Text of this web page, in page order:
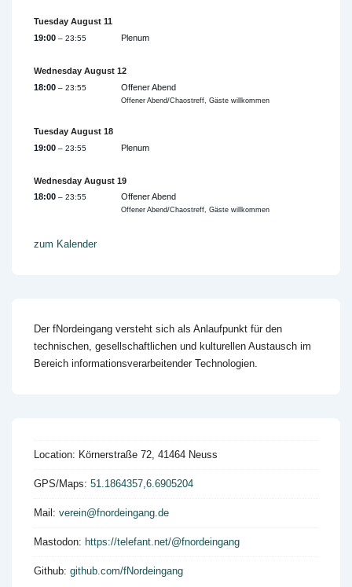
Tuesday August 11
19:00 – 23:55 Plenum
Wednesday August 12
18:00 – 23:55 Offener Abend
Offener Abend/Chaostreff, Gäste willkommen
Tuesday August 18
19:00 – 23:55 Plenum
Wednesday August 19
18:00 – 23:55 Offener Abend
Offener Abend/Chaostreff, Gäste willkommen
zum Kalender
Der fNordeingang versteht sich als Anlaufpunkt für den
technischen, gesellschaftlichen und kulturellen Austausch im
Bereich informationsverarbeitender Technologien.
Location: Körnerstraße 72, 41464 Neuss
GPS/Maps: 51.1864357,6.6905204
Mail: verein@fnordeingang.de
Mastodon: https://telefant.net/@fnordeingang
Github: github.com/fNordeingang